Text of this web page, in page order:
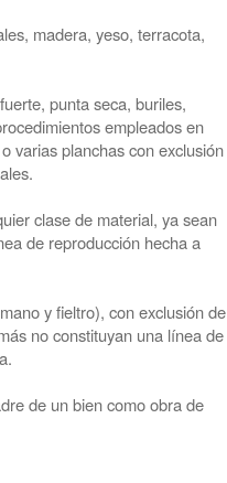
madera, yeso, terracota,
punta seca, buriles,
empleados en
varias planchas con exclusión
clase de material, ya sean
de reproducción hecha a
y fieltro), con exclusión de
no constituyan una línea de
de un bien como obra de